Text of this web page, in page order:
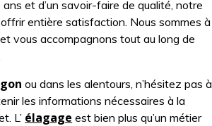
et d’un savoir-faire de qualité, notre
entière satisfaction. Nous sommes à
vous accompagnons tout au long de
ou dans les alentours, n’hésitez pas à
les informations nécessaires à la
L’ élagage est bien plus qu’un métier